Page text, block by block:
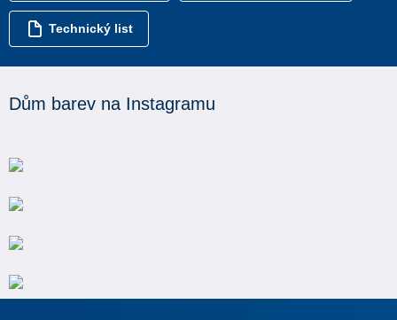
Technický list
Dům barev na Instagramu